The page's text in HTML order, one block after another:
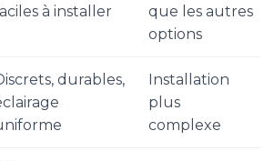
à installer
que les autres
options
durables,
Installation
plus
complexe